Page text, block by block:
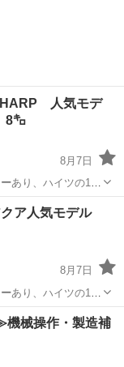
人気モデ
8㌔
8月7日
あり、ハイツの1階
ップ
ア人気モデル
8月7日
あり、ハイツの1階
プ
械操作・製造補